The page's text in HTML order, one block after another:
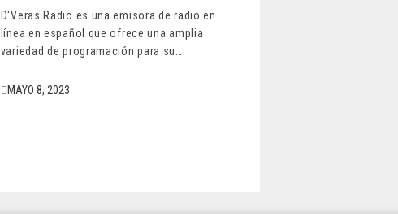
D'Veras Radio es una emisora de radio en
línea en español que ofrece una amplia
variedad de programación para su…
MAYO 8, 2023